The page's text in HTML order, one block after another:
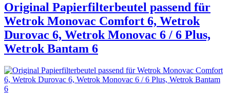
Original Papierfilterbeutel passend für
Wetrok Monovac Comfort 6, Wetrok
Durovac 6, Wetrok Monovac 6 / 6 Plus,
Wetrok Bantam 6